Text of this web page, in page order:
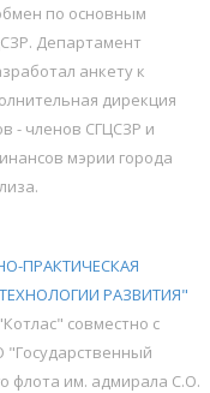
по основным
Департамент
анкету к
дирекция
- членов СГЦСЗР и
мэрии города
ПРАКТИЧЕСКАЯ
РАЗВИТИЯ"
совместно с
флота им. адмирала С.О.